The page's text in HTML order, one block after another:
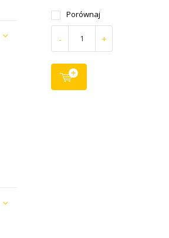
Porównaj
- +